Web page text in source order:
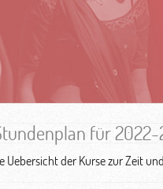
für
Uebersicht der Kurse zur Zeit